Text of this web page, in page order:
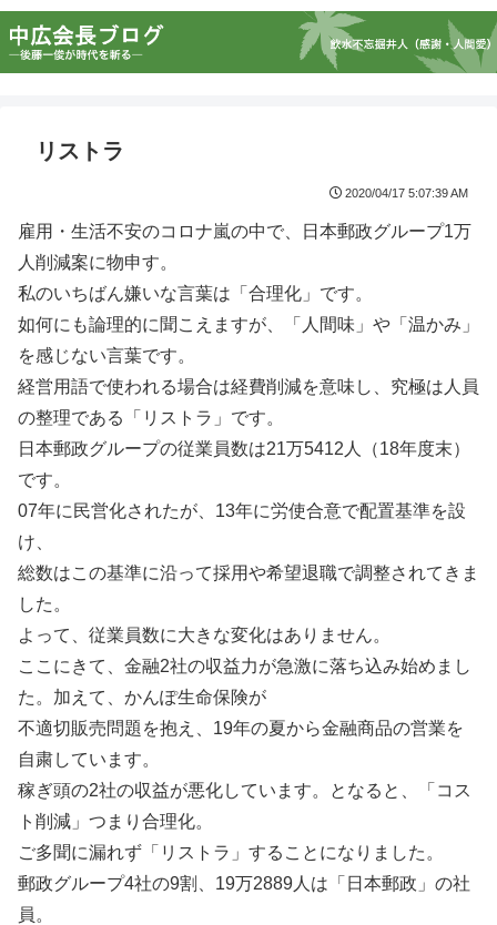
リストラ
2020/04/17 5:07:39 AM
雇用・生活不安のコロナ嵐の中で、日本郵政グループ1万
人削減案に物申す。
私のいちばん嫌いな言葉は「合理化」です。
如何にも論理的に聞こえますが、「人間味」や「温かみ」
を感じない言葉です。
経営用語で使われる場合は経費削減を意味し、究極は人員
の整理である「リストラ」です。
日本郵政グループの従業員数は21万5412人（18年度末）
です。
07年に民営化されたが、13年に労使合意で配置基準を設
け、
総数はこの基準に沿って採用や希望退職で調整されてきま
した。
よって、従業員数に大きな変化はありません。
ここにきて、金融2社の収益力が急激に落ち込み始めまし
た。加えて、かんぽ生命保険が
不適切販売問題を抱え、19年の夏から金融商品の営業を
自粛しています。
稼ぎ頭の2社の収益が悪化しています。となると、「コス
ト削減」つまり合理化。
ご多聞に漏れず「リストラ」することになりました。
郵政グループ4社の9割、19万2889人は「日本郵政」の社
員。